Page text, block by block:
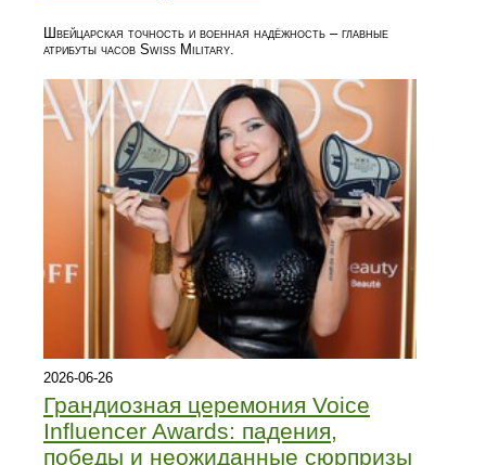
Швейцарская точность и военная надёжность – главные
атрибуты часов Swiss Military.
2026-06-26
Грандиозная церемония Voice
Influencer Awards: падения,
победы и неожиданные сюрпризы